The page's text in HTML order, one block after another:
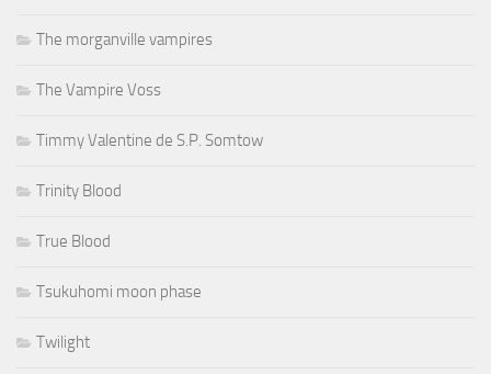
The morganville vampires
The Vampire Voss
Timmy Valentine de S.P. Somtow
Trinity Blood
True Blood
Tsukuhomi moon phase
Twilight